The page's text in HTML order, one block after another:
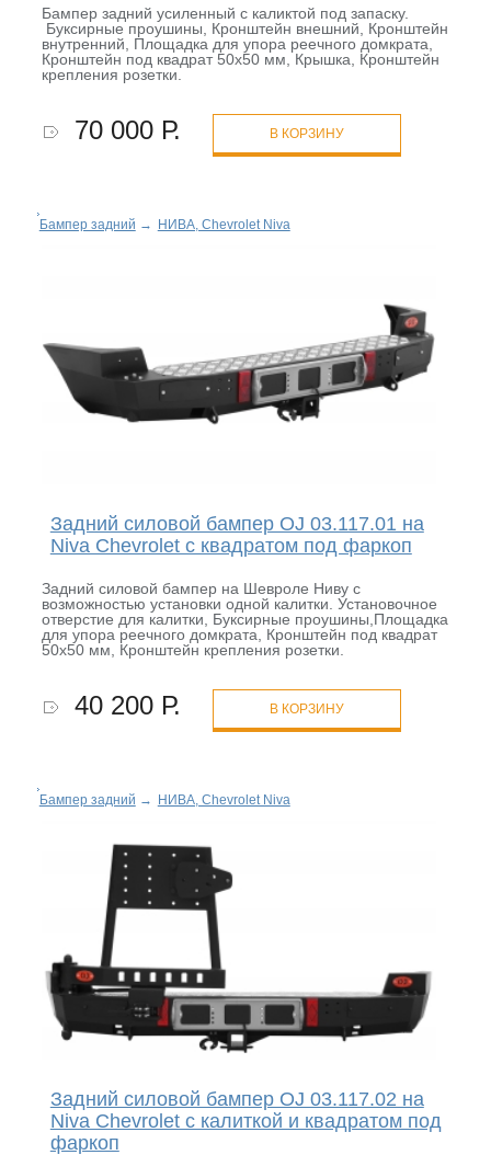
Бампер задний усиленный с каликтой под запаску.
Буксирные проушины, Кронштейн внешний, Кронштейн
внутренний, Площадка для упора реечного домкрата,
Кронштейн под квадрат 50х50 мм, Крышка, Кронштейн
крепления розетки.
70 000 Р. В КОРЗИНУ
Бампер задний → НИВА, Chevrolet Niva
Задний силовой бампер OJ 03.117.01 на
Niva Chevrolet с квадратом под фаркоп
Задний силовой бампер на Шевроле Ниву с
возможностью установки одной калитки. Установочное
отверстие для калитки, Буксирные проушины,Площадка
для упора реечного домкрата, Кронштейн под квадрат
50х50 мм, Кронштейн крепления розетки.
40 200 Р. В КОРЗИНУ
Бампер задний → НИВА, Chevrolet Niva
Задний силовой бампер OJ 03.117.02 на
Niva Chevrolet с калиткой и квадратом под
фаркоп